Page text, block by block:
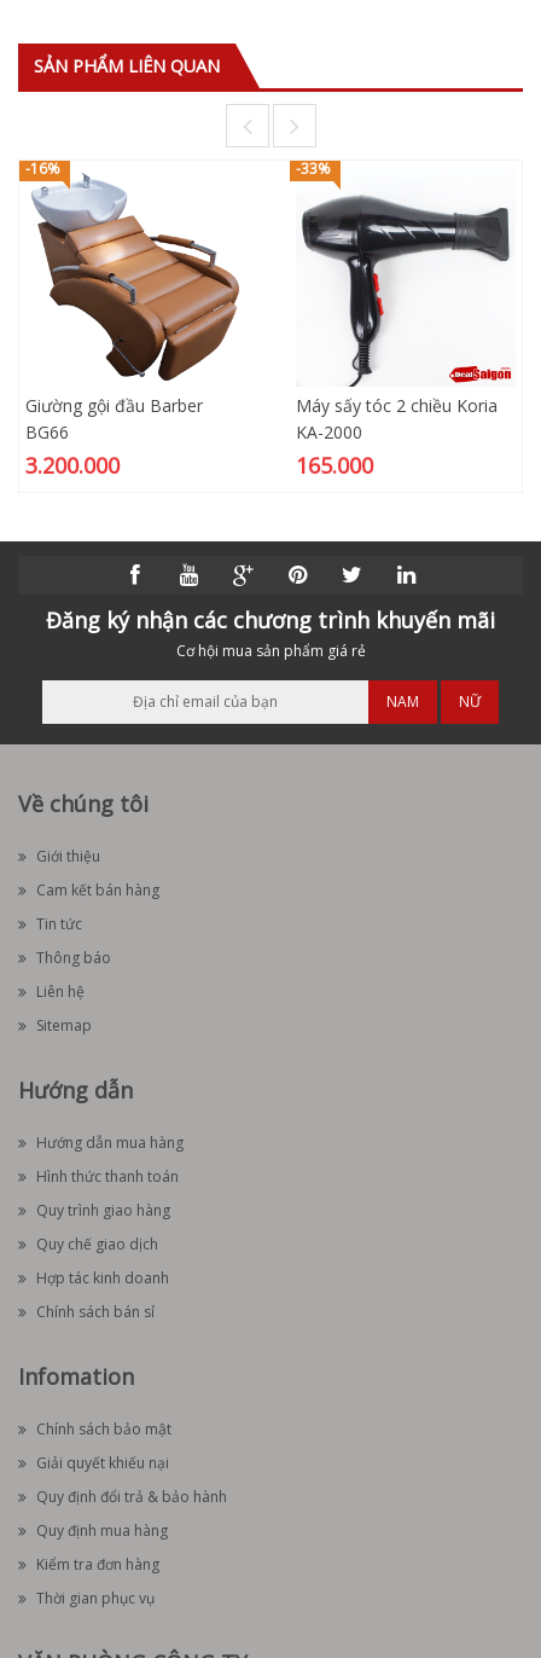
SẢN PHẨM LIÊN QUAN
-16%
Giường gội đầu Barber
BG66
3.200.000
-33%
Máy sấy tóc 2 chiều Koria
KA-2000
165.000
Đăng ký nhận các chương trình khuyến mãi
Cơ hội mua sản phẩm giá rẻ
NAM NỮ
Về chúng tôi
Giới thiệu
Cam kết bán hàng
Tin tức
Thông báo
Liên hệ
Sitemap
Hướng dẫn
Hướng dẫn mua hàng
Hình thức thanh toán
Quy trình giao hàng
Quy chế giao dịch
Hợp tác kinh doanh
Chính sách bán sỉ
Infomation
Chính sách bảo mật
Giải quyết khiếu nại
Quy định đổi trả & bảo hành
Quy định mua hàng
Kiểm tra đơn hàng
Thời gian phục vụ